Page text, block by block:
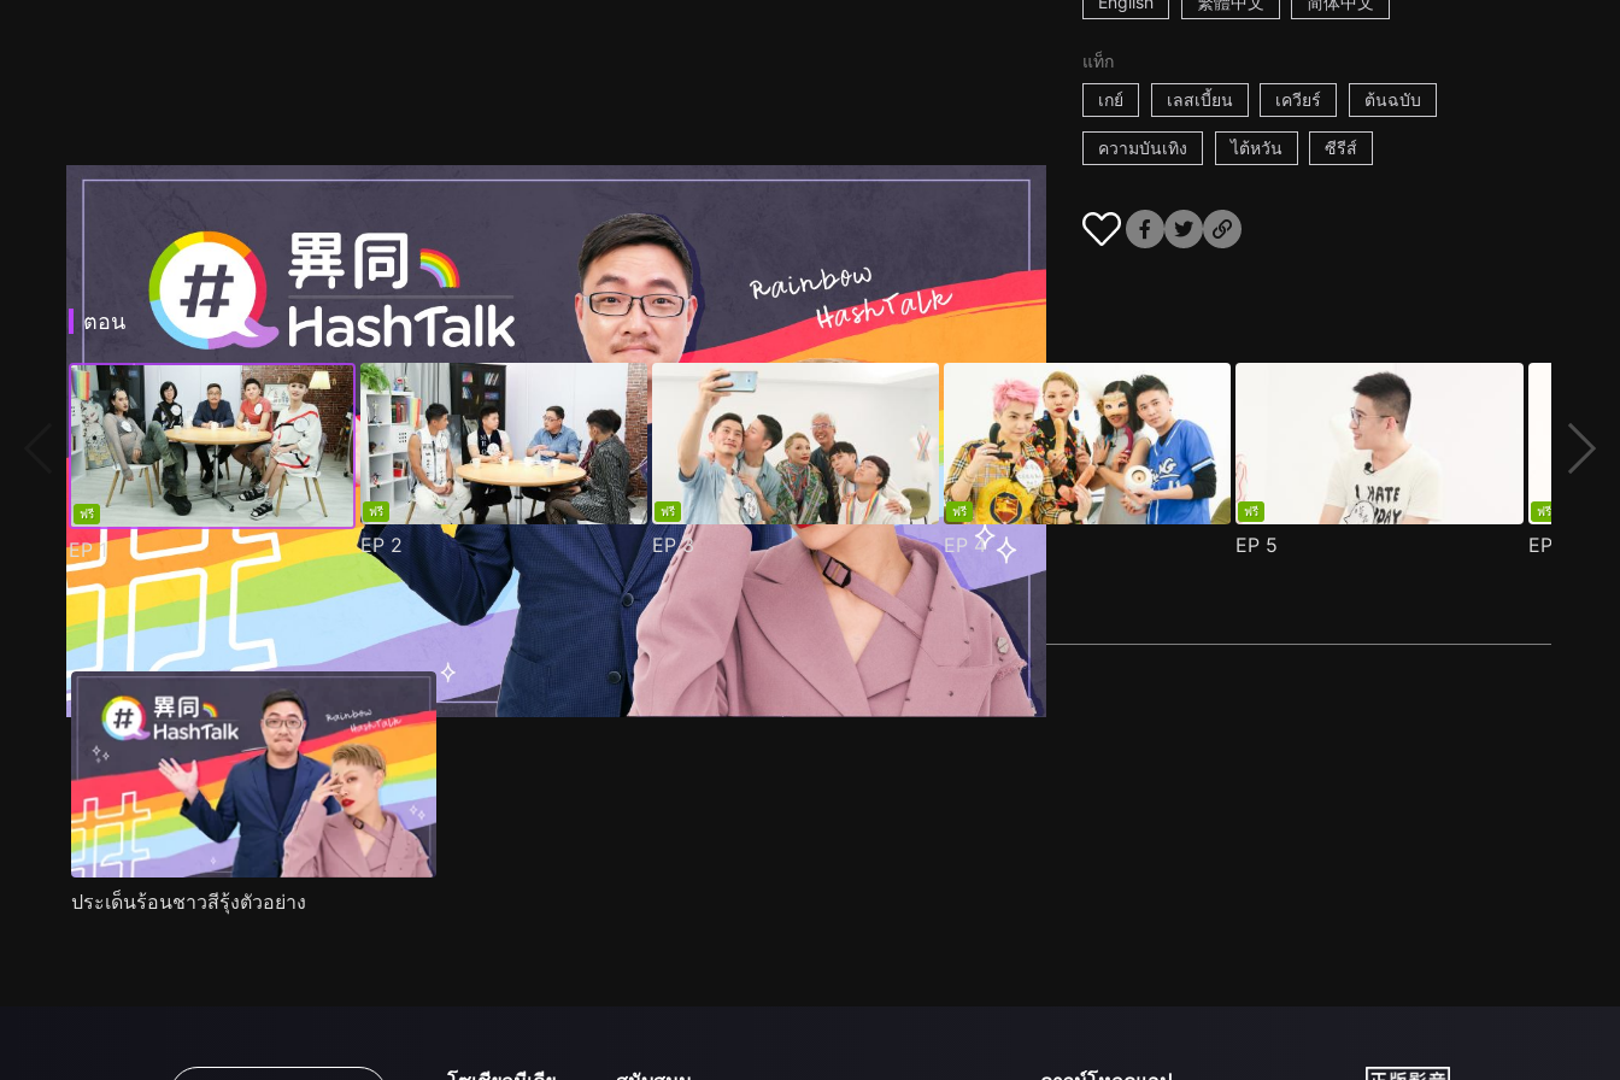
แท็ก
เกย์
เลสเบี้ยน เควียร์ ต้นฉบับ
ความบันเทิง ไต้หวัน ซีรีส์
ตอน
ฟรี
EP1
ฟรี
EP 2
ฟรี
EP3
ฟรี
EP4
ฟรี
EP 5
ฟรี
EP
ตัวอย่าง ภาพนิ่ง เนื้อหาที่แนะนำ รายละเอียด
ประเด็นร้อนชาวสีรุ้งตัวอย่าง